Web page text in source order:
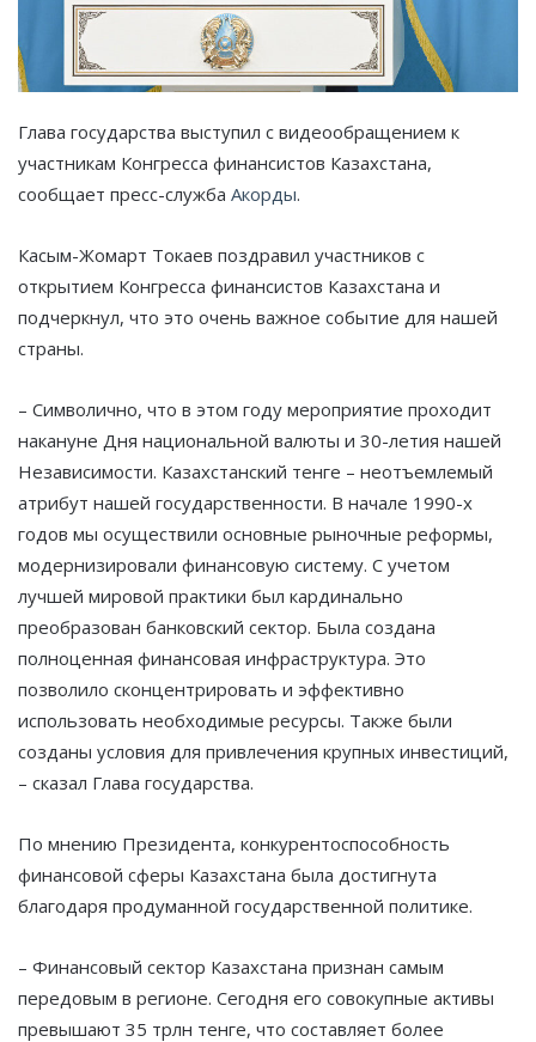
Глава государства выступил с видеообращением к
участникам Конгресса финансистов Казахстана,
сообщает пресс-служба Акорды.
Касым-Жомарт Токаев поздравил участников с
открытием Конгресса финансистов Казахстана и
подчеркнул, что это очень важное событие для нашей
страны.
– Символично, что в этом году мероприятие проходит
накануне Дня национальной валюты и 30-летия нашей
Независимости. Казахстанский тенге – неотъемлемый
атрибут нашей государственности. В начале 1990-х
годов мы осуществили основные рыночные реформы,
модернизировали финансовую систему. С учетом
лучшей мировой практики был кардинально
преобразован банковский сектор. Была создана
полноценная финансовая инфраструктура. Это
позволило сконцентрировать и эффективно
использовать необходимые ресурсы. Также были
созданы условия для привлечения крупных инвестиций,
– сказал Глава государства.
По мнению Президента, конкурентоспособность
финансовой сферы Казахстана была достигнута
благодаря продуманной государственной политике.
– Финансовый сектор Казахстана признан самым
передовым в регионе. Сегодня его совокупные активы
превышают 35 трлн тенге, что составляет более